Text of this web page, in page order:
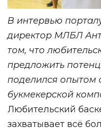
В интервью
директор МЛБЛ
том, что
предложить
поделился опытом
букмекерской
Любительский
захватывает всё